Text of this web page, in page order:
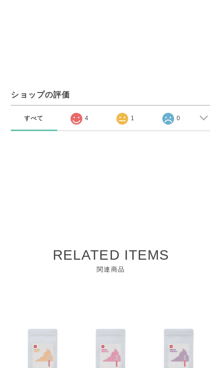
ショップの評価
すべて 4 1 0
RELATED ITEMS
関連商品